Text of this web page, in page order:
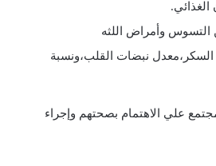
الغذائي.
التسوس وأمراض اللثه
نبضات القلب،ونسبة
علي الاهتمام بصحتهم وإجراء